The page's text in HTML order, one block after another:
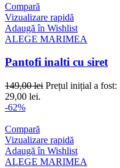
Compară
Vizualizare rapidă
Adaugă în Wishlist
ALEGE MARIMEA
Pantofi inalti cu siret
149,00lei Prețul inițial a fost:
29,00 lei.
-62%
Compară
Vizualizare rapidă
Adaugă în Wishlist
ALEGE MARIMEA